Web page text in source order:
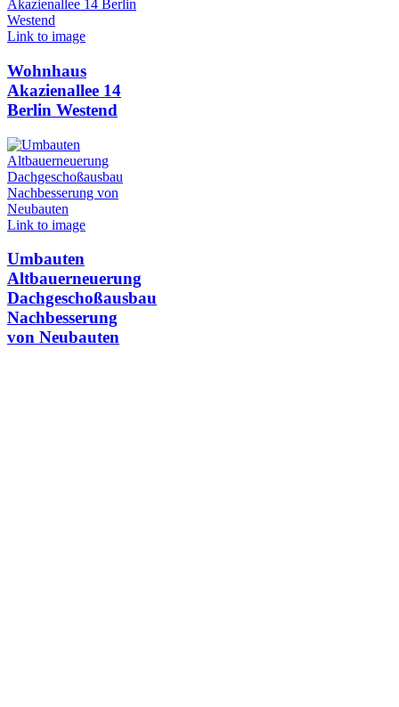
Link to image
Wohnhaus
Akazienallee 14
Berlin Westend
Link to image
Umbauten
Altbauerneuerung
Dachgeschoßausbau
Nachbesserung
von Neubauten